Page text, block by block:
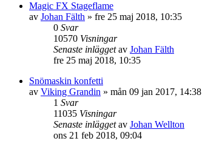
Magic FX Stageflame
av Johan Fälth » fre 25 maj 2018, 10:35
0 Svar
10570 Visningar
Senaste inläggetav Johan Fälth
fre 25 maj 2018, 10:35
Snömaskin konfetti
av Viking Grandin » mån 09 jan 2017, 14:38
1 Svar
11035 Visningar
Senaste inläggetav Johan Wellton
ons 21 feb 2018, 09:04